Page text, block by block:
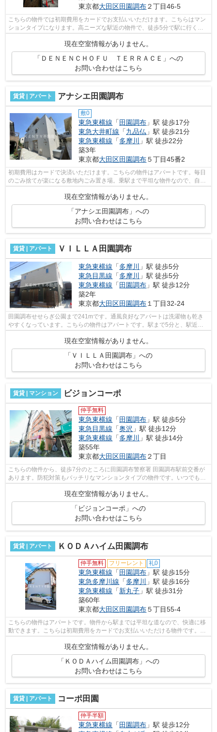
東京都大田区田園調布２丁目46-5
こちらの物件では初期費用をカードでお支払いいただけます。こちらはマン
ションタイプになります。高ニーズな駅近の物件で、徒歩5分で駅に行くこ
現在空室情報がありません。
「ＤＥＮＥＮＣＨＯＦＵ ＴＥＲＲＡＣＥ」への
お問い合わせはこちら
賃貸 | アパート アナシエ田園調布
敷0
東急東横線 「 田園調布 」駅 徒歩17分
東急大井町線 「九品仏 」駅 徒歩21分
東急東横線 「多摩川
」駅 徒歩22分
築3年
東京都大田区田園調布５丁目45番2
初期費用はカードで決済いただけます。こちらの物件はアパートです。毎日
のごみ捨てが楽になる敷地内ごみ置き場。乗駅まで平坦な物件なので、自転
車を使う方にもおすすめです。周辺に...
現在空室情報がありません。
「アナシエ田園調布」への
お問い合わせはこちら
賃貸 | アパート ＶＩＬＬＡ田園調布
東急東横線 「多摩川
」駅 徒歩5分
東急目黒線 「多摩川
」駅 徒歩5分
東急東横線 「 田園調布 」駅 徒歩12分
築2年
東京都大田区田園調布 １丁目32-24
田園調布せせらぎ公園まで241mです。通風良好なアパートは洗濯物も乾き
やすくなっています。こちらの物件はアパートです。駅まで5分と、駅近で
現在空室情報がありません。
「ＶＩＬＬＡ田園調布」への
お問い合わせはこちら
賃貸 | マンション ビジョンコーポ
仲手無料
東急東横線 「 田園調布 」駅 徒歩5分
東急目黒線 「奥沢 」駅 徒歩12分
東急東横線 「多摩川
」駅 徒歩14分
築55年
東京都大田区田園調布２丁目
こちらの物件から、徒歩7分のところに田園調布警察署 田園調布駅前交番が
あります。防犯対策もバッチリなマンションタイプの物件です。いつでも快
現在空室情報がありません。
「ビジョンコーポ」への
お問い合わせはこちら
賃貸 | アパート ＫＯＤＡハイム田園調布
仲手無料 フリーレント 礼0
東急東横線 「 田園調布 」駅 徒歩15分
東急多摩川線 「多摩川
」駅 徒歩16分
東急東横線 「新丸子 」駅 徒歩31分
築60年
東京都大田区田園調布５丁目55-4
こちらの物件はアパートです。物件から駅までは平坦な道なので、快適に移
動できます。こちらは初期費用をカードでお支払いいただける物件です。こ
の物件は駅まで徒歩15分の立地です。...
現在空室情報がありません。
「ＫＯＤＡハイム田園調布」への
お問い合わせはこちら
賃貸 | アパート コーポ田園
仲手半額
東急東横線 「 田園調布 」駅 徒歩12分